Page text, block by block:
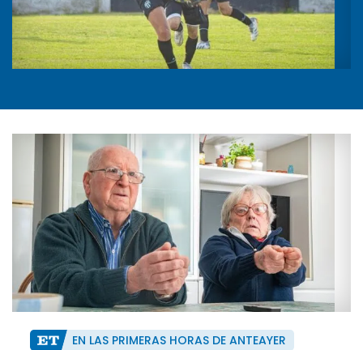
EN LAS PRIMERAS HORAS DE ANTEAYER